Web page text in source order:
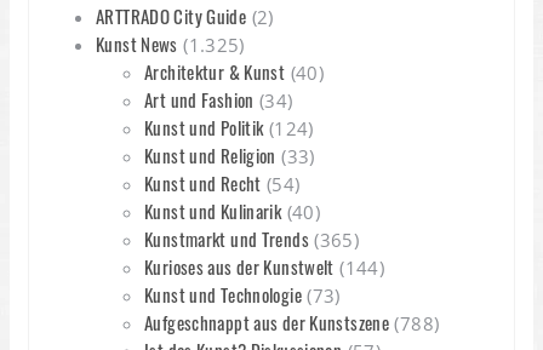
ARTTRADO City Guide (2)
Kunst News (1.325)
Architektur & Kunst (40)
Art und Fashion (34)
Kunst und Politik(124)
Kunst und Religion (33)
Kunst und Recht (54)
Kunst und Kulinarik(40)
Kunstmarkt und Trends(365)
Kurioses aus der Kunstwelt (144)
Kunst und Technologie(73)
Aufgeschnappt aus der Kunstszene (788)